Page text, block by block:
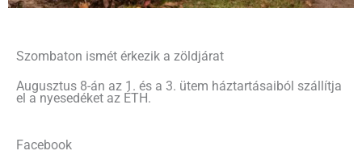
Szombaton ismét érkezik a zöldjárat
Augusztus 8-án az 1. és a 3. ütem háztartásaiból szállítja
el a nyesedéket az ÉTH.
Facebook